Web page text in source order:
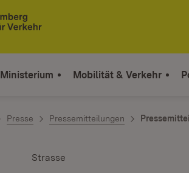
Ministerium Mobilität & Verkehr
Presse Pressemitteilungen
Strasse